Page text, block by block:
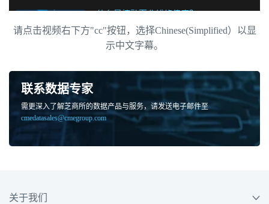
什么是波动率曲线的偏度？
请点击视频右下方"cc"按钮，选择Chinese(Simplified）以显
示中文字幕。
联系数据专家
需更深入了解芝商所的数据产品与服务，请发送电子邮件至
cmedatasales@cmegroup.com
关于我们